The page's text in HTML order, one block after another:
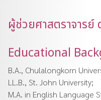
ผู้ช่วยศาสตราจาร
Educational
B.A., Chulalongkorn
LL.B., St. John University;
M.A. in English Language